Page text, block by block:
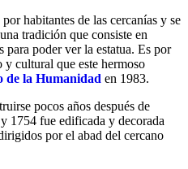
habitantes de las cercanías y se
tradición que consiste en
para poder ver la estatua. Es por
cultural que este hermoso
de la Humanidad en 1983.
pocos años después de
1754 fue edificada y decorada
por el abad del cercano